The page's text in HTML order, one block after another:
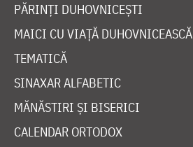
PĂRINȚI DUHOVNICEȘTI
MAICI CU VIAȚĂ DUHOVNICEASCĂ
TEMATICĂ
SINAXAR ALFABETIC
MĂNĂSTIRI ȘI BISERICI
CALENDAR ORTODOX